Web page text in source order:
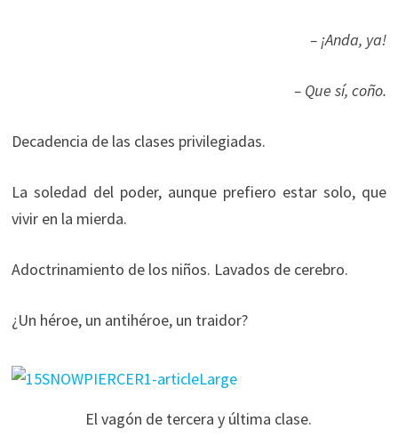
– ¡Anda, ya!
– Que sí, coño.
Decadencia de las clases privilegiadas.
La soledad del poder, aunque prefiero estar solo, que
vivir en la mierda.
Adoctrinamiento de los niños. Lavados de cerebro.
¿Un héroe, un antihéroe, un traidor?
El vagón de tercera y última clase.